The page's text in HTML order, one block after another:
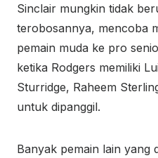
Sinclair mungkin tidak
terobosannya, mencoba
pemain muda ke pro
ketika Rodgers memiliki
Sturridge, Raheem
untuk dipanggil.
Banyak pemain lain yang